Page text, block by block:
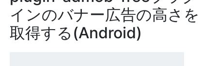
インのバナー広告の高さを
取得する(Android)